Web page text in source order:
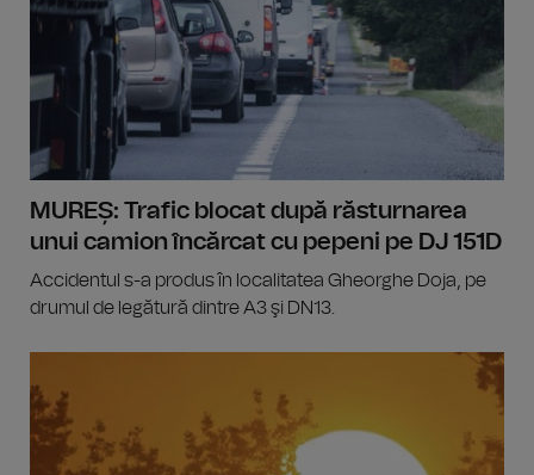
MUREȘ: Trafic blocat după răsturnarea
unui camion încărcat cu pepeni pe DJ 151D
Accidentul s-a produs în localitatea Gheorghe Doja, pe
drumul de legătură dintre A3 şi DN13.